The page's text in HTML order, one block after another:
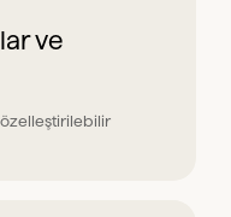
ve
özelleştirilebilir